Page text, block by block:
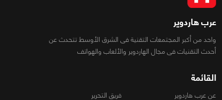
عرب هاردوير
واحد من أكبر المجتمعات التقنية فى الشرق الأوسط تتحدث عن
أحدث التقنيات فى مجال الهاردوير والألعاب والهواتف
القائمة
عن عرب هاردوير فريق التحرير